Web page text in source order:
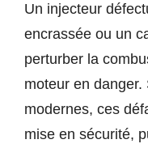
Un injecteur
encrassée ou un
perturber la
moteur en danger.
modernes, ces
mise en sécurité,